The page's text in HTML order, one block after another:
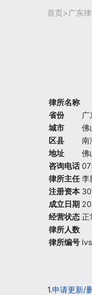
首页> 广东
律所名称
省份
广
城市
佛
区县
南
地址
佛
咨询电话
律所主任 李
注册资本
成立日期
经营状态 正
律所人数
律所编号
1.申请更新/